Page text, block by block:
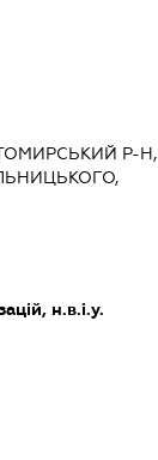
Р-Н,
н.в.і.у.